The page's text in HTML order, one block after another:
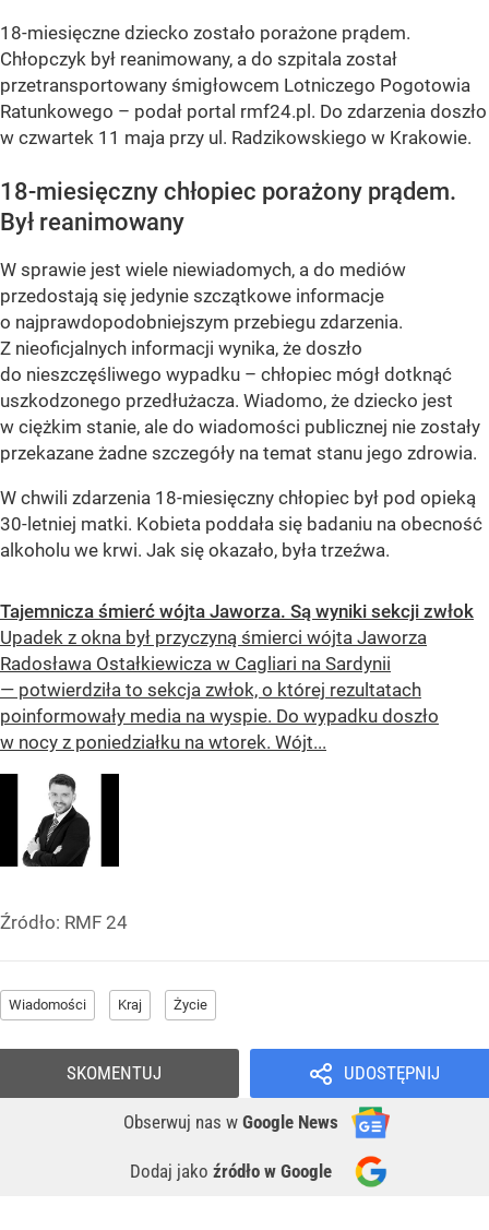
18-miesięczne dziecko zostało porażone prądem.
Chłopczyk był reanimowany, a do szpitala został
przetransportowany śmigłowcem Lotniczego Pogotowia
Ratunkowego – podał portal rmf24.pl. Do zdarzenia doszło
w czwartek 11 maja przy ul. Radzikowskiego w Krakowie.
18-miesięczny chłopiec porażony prądem.
Był reanimowany
W sprawie jest wiele niewiadomych, a do mediów
przedostają się jedynie szczątkowe informacje
o najprawdopodobniejszym przebiegu zdarzenia.
Z nieoficjalnych informacji wynika, że doszło
do nieszczęśliwego wypadku – chłopiec mógł dotknąć
uszkodzonego przedłużacza. Wiadomo, że dziecko jest
w ciężkim stanie, ale do wiadomości publicznej nie zostały
przekazane żadne szczegóły na temat stanu jego zdrowia.
W chwili zdarzenia 18-miesięczny chłopiec był pod opieką
30-letniej matki. Kobieta poddała się badaniu na obecność
alkoholu we krwi. Jak się okazało, była trzeźwa.
Tajemnicza śmierć wójta Jaworza. Są wyniki sekcji zwłok
Upadek z okna był przyczyną śmierci wójta Jaworza
Radosława Ostałkiewicza w Cagliari na Sardynii
— potwierdziła to sekcja zwłok, o której rezultatach
poinformowały media na wyspie. Do wypadku doszło
w nocy z poniedziałku na wtorek. Wójt...
Źródło: RMF 24
Wiadomości Kraj Życie
UDOSTĘPNIJ
Obserwuj nas w Google News
Dodaj jako źródło w Google
SKOMENTUJ